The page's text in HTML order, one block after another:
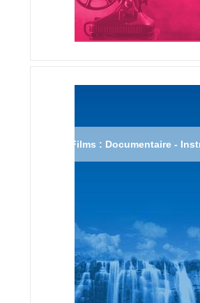
Films : Documentaire -